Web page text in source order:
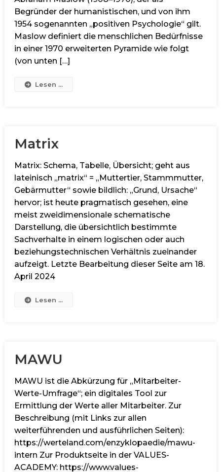
Begründer der humanistischen, und von ihm
1954 sogenannten „positiven Psychologie“ gilt.
Maslow definiert die menschlichen Bedürfnisse
in einer 1970 erweiterten Pyramide wie folgt
(von unten […]
Lesen ...
Matrix
Matrix: Schema, Tabelle, Übersicht; geht aus
lateinisch „matrix“ = „Muttertier, Stammmutter,
Gebärmutter“ sowie bildlich: „Grund, Ursache“
hervor; ist heute pragmatisch gesehen, eine
meist zweidimensionale schematische
Darstellung, die übersichtlich bestimmte
Sachverhalte in einem logischen oder auch
beziehungstechnischen Verhältnis zueinander
aufzeigt. Letzte Bearbeitung dieser Seite am 18.
April 2024
Lesen ...
MAWU
MAWU ist die Abkürzung für „Mitarbeiter-
Werte-Umfrage“; ein digitales Tool zur
Ermittlung der Werte aller Mitarbeiter. Zur
Beschreibung (mit Links zur allen
weiterführenden und ausführlichen Seiten):
https://werteland.com/enzyklopaedie/mawu-
intern Zur Produktseite in der VALUES-
ACADEMY: https://www.values-